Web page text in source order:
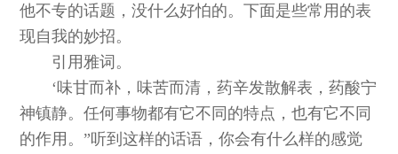
他不专的话题，没什么好怕的。下面是些常用的表
现自我的妙招。
引用雅词。
‘味甘而补，味苦而清，药辛发散解表，药酸宁
神镇静。任何事物都有它不同的特点，也有它不同
的作用。”听到这样的话语，你会有什么样的感觉